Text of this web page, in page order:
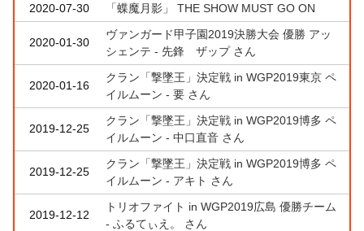
2020-07-30
「蝶魔月影」 THE SHOW MUST GO ON
2020-01-30
ヴァンガード甲子園2019決勝大会 優勝 アッ
シェンテ - 先鋒 ザップ さん
2020-01-16
クラン「撃墜王」決定戦 in WGP2019東京 ペ
イルムーン - 要 さん
2019-12-25
クラン「撃墜王」決定戦 in WGP2019博多 ペ
イルムーン - 中口直音 さん
2019-12-25
クラン「撃墜王」決定戦 in WGP2019博多 ペ
イルムーン - アキト さん
2019-12-12
トリオファイト in WGP2019広島 優勝チーム
- ふるてぃえ。 さん